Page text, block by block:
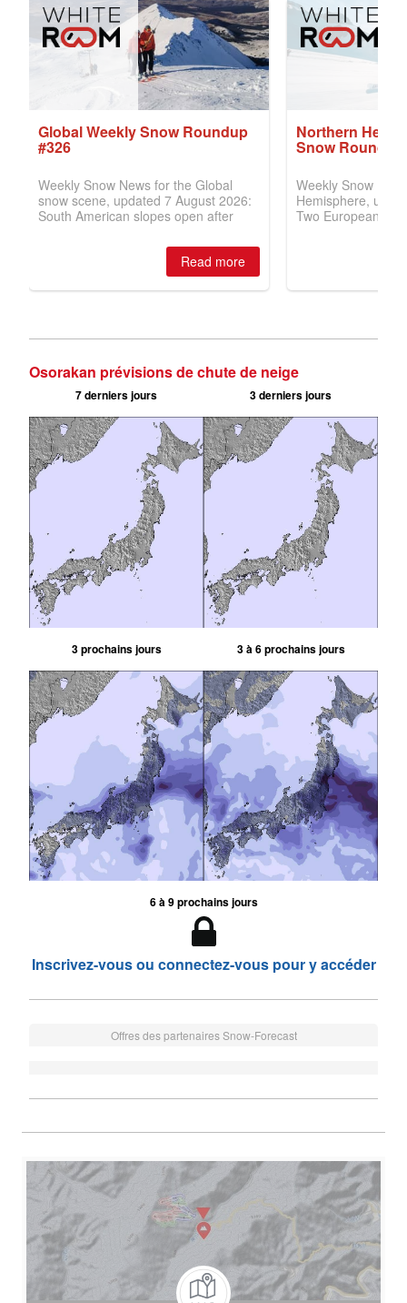
Osorakan prévisions de chute de neige
7 derniers jours 3 derniers jours
3 prochains jours 3 à 6 prochains jours
6 à 9 prochains jours
Inscrivez-vous ou connectez-vous pour y accéder
Offres des partenaires Snow-Forecast